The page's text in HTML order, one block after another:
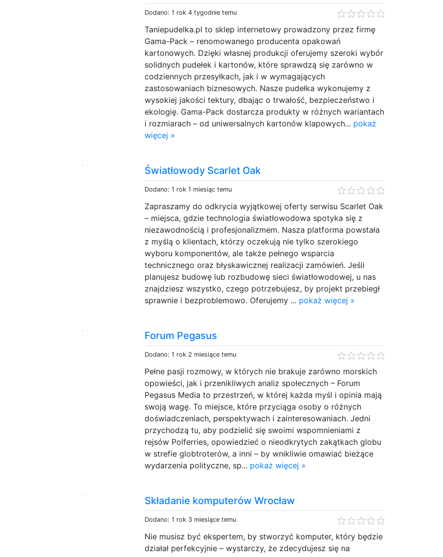
Dodano: 1 rok 4 tygodnie temu
Taniepudelka.pl to sklep internetowy prowadzony przez firmę
Gama-Pack – renomowanego producenta opakowań
kartonowych. Dzięki własnej produkcji oferujemy szeroki wybór
solidnych pudełek i kartonów, które sprawdzą się zarówno w
codziennych przesyłkach, jak i w wymagających
zastosowaniach biznesowych. Nasze pudełka wykonujemy z
wysokiej jakości tektury, dbając o trwałość, bezpieczeństwo i
ekologię. Gama-Pack dostarcza produkty w różnych wariantach
i rozmiarach – od uniwersalnych kartonów klapowych... pokaż
więcej »
Światłowody Scarlet Oak
Dodano: 1 rok 1 miesiąc temu
Zapraszamy do odkrycia wyjątkowej oferty serwisu Scarlet Oak
– miejsca, gdzie technologia światłowodowa spotyka się z
niezawodnością i profesjonalizmem. Nasza platforma powstała
z myślą o klientach, którzy oczekują nie tylko szerokiego
wyboru komponentów, ale także pełnego wsparcia
technicznego oraz błyskawicznej realizacji zamówień. Jeśli
planujesz budowę lub rozbudowę sieci światłowodowej, u nas
znajdziesz wszystko, czego potrzebujesz, by projekt przebiegł
sprawnie i bezproblemowo. Oferujemy ... pokaż więcej »
Forum Pegasus
Dodano: 1 rok 2 miesiące temu
Pełne pasji rozmowy, w których nie brakuje zarówno morskich
opowieści, jak i przenikliwych analiz społecznych – Forum
Pegasus Media to przestrzeń, w której każda myśl i opinia mają
swoją wagę. To miejsce, które przyciąga osoby o różnych
doświadczeniach, perspektywach i zainteresowaniach. Jedni
przychodzą tu, aby podzielić się swoimi wspomnieniami z
rejsów Polferries, opowiedzieć o nieodkrytych zakątkach globu
w strefie globtroterów, a inni – by wnikliwie omawiać bieżące
wydarzenia polityczne, sp... pokaż więcej »
Składanie komputerów Wrocław
Dodano: 1 rok 3 miesiące temu
Nie musisz być ekspertem, by stworzyć komputer, który będzie
działał perfekcyjnie – wystarczy, że zdecydujesz się na